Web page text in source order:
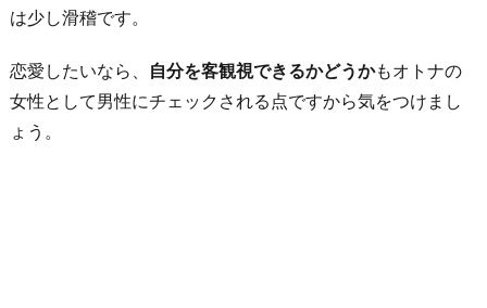
は少し滑稽です。
恋愛したいなら、 自分を客観視できるかどうかもオトナの
女性として男性にチェックされる点ですから気をつけまし
ょう。